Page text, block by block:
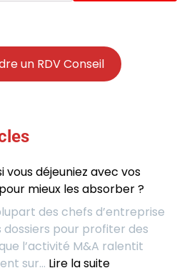
un RDV Conseil
vous déjeuniez avec vos
mieux les absorber ?
des chefs d’entreprise
pour profiter des
l’activité M&A ralentit
sur… Lire la suite: